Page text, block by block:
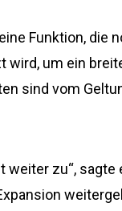
Funktion, die
wird, um ein
sind vom
weiter zu“,